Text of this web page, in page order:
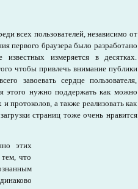
всех пользователей, независимо от
первого браузера было разработано
измеряется в десятках.
чтобы привлечь внимание публики
завоевать сердце пользователя,
этого нужно поддержать как можно
протоколов, а также реализовать как
страниц тоже очень нравится
этих
что